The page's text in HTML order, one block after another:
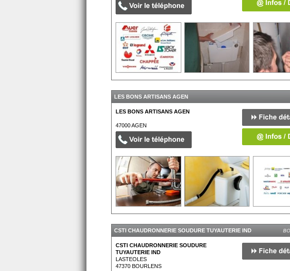
LES BONS ARTISANS AGEN
LES BONS ARTISANS AGEN
47000AGEN
CSTI CHAUDRONNERIE SOUDURE TUYAUTERIE IND
CSTI CHAUDRONNERIE SOUDURE
TUYAUTERIE IND
LASTEOLES
47370BOURLENS